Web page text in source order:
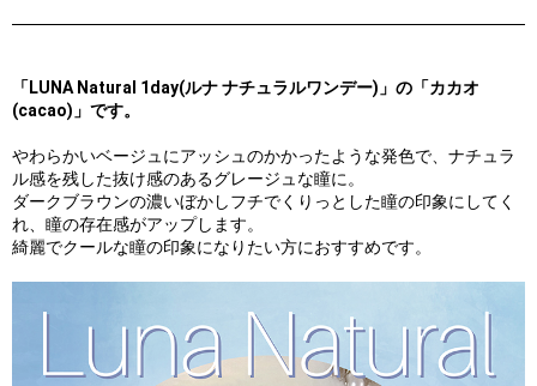
「LUNA Natural 1day(ルナ ナチュラルワンデー)」の「カカオ
(cacao)」です。
やわらかいベージュにアッシュのかかったような発色で、ナチュラ
ル感を残した抜け感のあるグレージュな瞳に。
ダークブラウンの濃いぼかしフチでくりっとした瞳の印象にしてく
れ、瞳の存在感がアップします。
綺麗でクールな瞳の印象になりたい方におすすめです。